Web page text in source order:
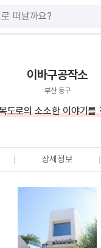
이바구공작소
부산 동구
도로의 소소한 이야기를
상세정보